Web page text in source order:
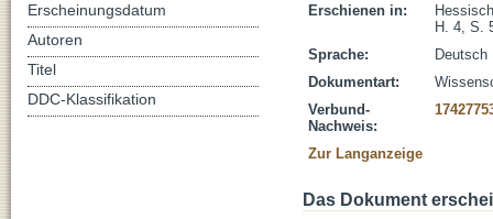
Erschienen in:
H. 4, S.
Sprache:
Deutsch
Dokumentart:
Verbund-
Nachweis:
Zur Langanzeige
Das Dokument
Erscheinungsdatum
Autoren
Titel
DDC-Klassifikation